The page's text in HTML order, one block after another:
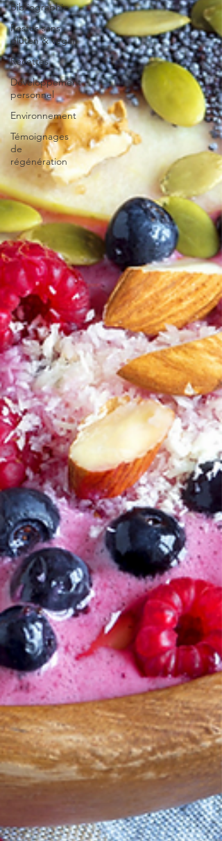
Bibliographie
Restos sans
gluten & vegan
Recettes
Développement
personnel
Environnement
Témoignages
de
régénération